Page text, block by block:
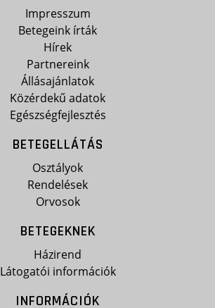
Impresszum
Betegeink írták
Hírek
Partnereink
Állásajánlatok
Közérdekű adatok
Egészségfejlesztés
BETEGELLÁTÁS
Osztályok
Rendelések
Orvosok
BETEGEKNEK
Házirend
Látogatói információk
INFORMÁCIÓK